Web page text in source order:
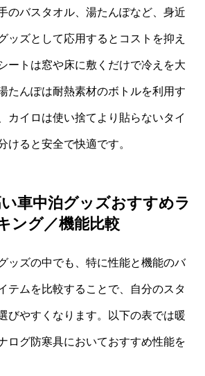
のバスタオル、湯たんぽなど、身近
ッズとして応用するとコストを抑え
ートは窓や床に敷くだけで冷えを大
たんぽは耐熱素材のボトルを利用す
カイロは使い捨てより貼らないタイ
けると安全で快適です。
車中泊グッズおすすめラ
ング／機能比較
ッズの中でも、特に性能と機能のバ
テムを比較することで、自分のスタ
びやすくなります。以下の表では暖
ログ防寒具においておすすめ性能を